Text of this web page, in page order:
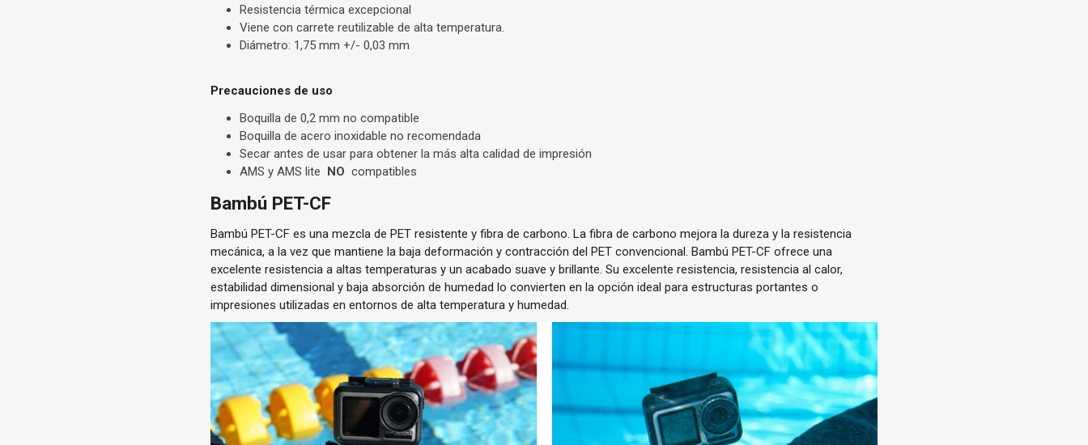
Resistencia térmica excepcional
Viene con carrete reutilizable de alta temperatura.
Diámetro: 1,75 mm +/- 0,03 mm
Precauciones de uso
Boquilla de 0,2 mm no compatible
Boquilla de acero inoxidable no recomendada
Secar antes de usar para obtener la más alta calidad de impresión
AMS y AMS lite NO compatibles
Bambú PET-CF
Bambú PET-CF es una mezcla de PET resistente y fibra de carbono. La fibra de carbono mejora la dureza y la resistencia
mecánica, a la vez que mantiene la baja deformación y contracción del PET convencional. Bambú PET-CF ofrece una
excelente resistencia a altas temperaturas y un acabado suave y brillante. Su excelente resistencia, resistencia al calor,
estabilidad dimensional y baja absorción de humedad lo convierten en la opción ideal para estructuras portantes o
impresiones utilizadas en entornos de alta temperatura y humedad.